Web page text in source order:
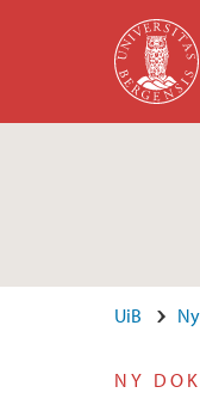
Hopp til hovedinnhold
UiB
NY